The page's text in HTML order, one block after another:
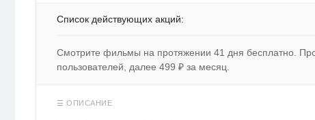
Список действующих акций:
Смотрите фильмы на протяжении 41 дня бесплатно.
пользователей, далее 499 ₽ за месяц.